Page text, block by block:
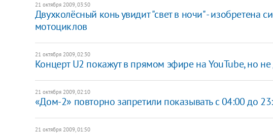
21 октября 2009, 03:50
Двухколёсный конь увидит "свет в ночи" - изобретена
мотоциклов
21 октября 2009, 02:30
Концерт U2 покажут в прямом эфире на YouTube, но не
21 октября 2009, 02:10
«Дом-2» повторно запретили показывать с 04:00 до
21 октября 2009, 01:50